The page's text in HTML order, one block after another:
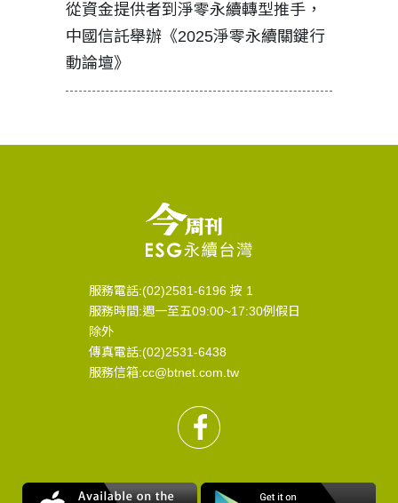
從資金提供者到淨零永續轉型推手，
中國信託舉辦《2025淨零永續關鍵行
動論壇》
服務電話:(02)2581-6196 按 1
服務時間:週一至五09:00~17:30例假日
除外
傳真電話:(02)2531-6438
服務信箱:cc@btnet.com.tw